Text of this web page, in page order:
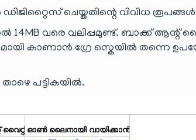
ചെയ്തതിന്റെ വിവിധ
വരെ വലിപ്പമുണ്ട്. ബാക്ക് ആന്റ്
കാണാൻ ഗ്രേ സ്കെയിൽ തന്നെ
പട്ടികയിൽ.